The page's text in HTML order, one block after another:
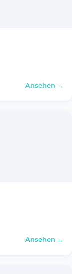
Ansehen →
Ansehen →